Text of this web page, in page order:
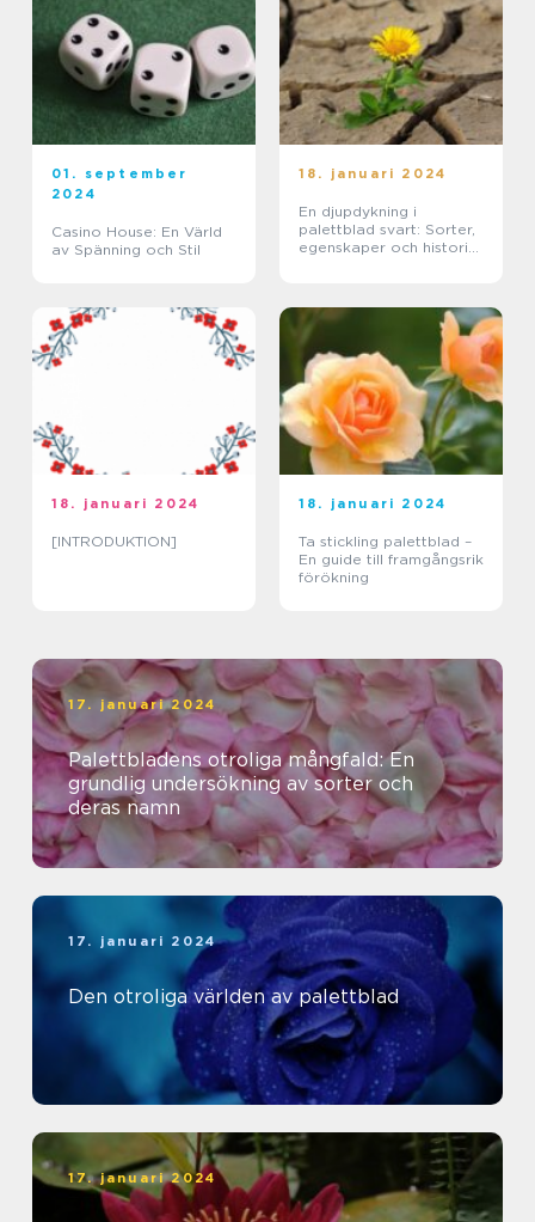
01. september
2024
Casino House: En Värld
av Spänning och Stil
18. januari 2024
En djupdykning i
palettblad svart: Sorter,
egenskaper och historisk
18. januari 2024
[INTRODUKTION]
18. januari 2024
Ta stickling palettblad –
En guide till framgångsrik
förökning
17. januari 2024
Palettbladens otroliga mångfald: En
grundlig undersökning av sorter och
deras namn
17. januari 2024
Den otroliga världen av palettblad
17. januari 2024